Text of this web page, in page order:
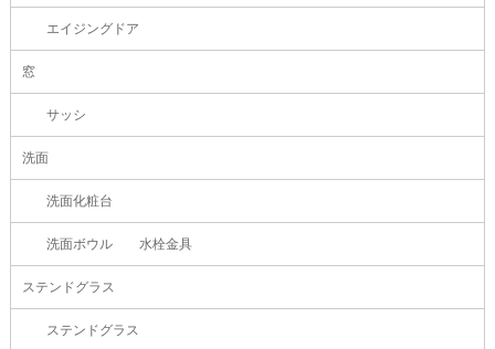
エイジングドア
窓
サッシ
洗面
洗面化粧台
洗面ボウル 水栓金具
ステンドグラス
ステンドグラス